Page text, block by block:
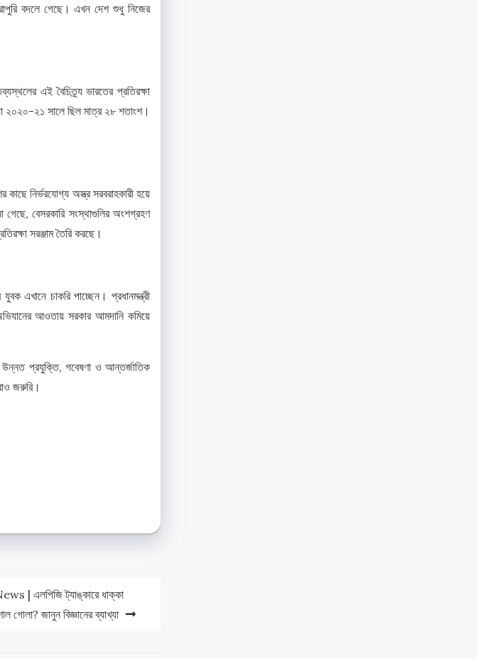
বদলে গেছে। এখন দেশ শুধু নিজের
এই বৈচিত্র্য ভারতের প্রতিরক্ষা
২০২০-২১ সালে ছিল মাত্র ২৮ শতাংশ।
নির্ভরযোগ্য অস্ত্র সরবরাহকারী হয়ে
গেছে, বেসরকারি সংস্থাগুলির অংশগ্রহণ
সরঞ্জাম তৈরি করছে।
এখানে চাকরি পাচ্ছেন। প্রধানমন্ত্রী
আওতায় সরকার আমদানি কমিয়ে
প্রযুক্তি, গবেষণা ও আন্তর্জাতিক
জরুরি।
| এলপিজি ট্যাঙ্কারে ধাক্কা
গোলা? জানুন বিজ্ঞানের ব্যাখ্যা